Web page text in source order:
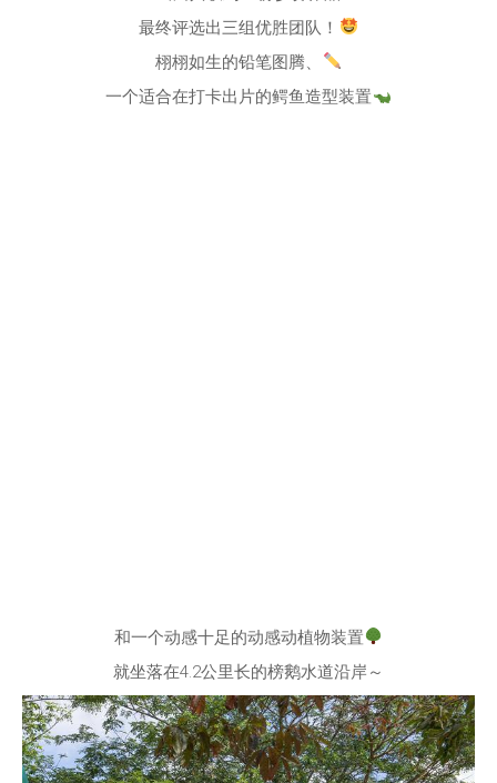
最终评选出三组优胜团队！
栩栩如生的铅笔图腾、
一个适合在打卡出片的鳄鱼造型装置
和一个动感十足的动感动植物装置
就坐落在4.2公里长的榜鹅水道沿岸～